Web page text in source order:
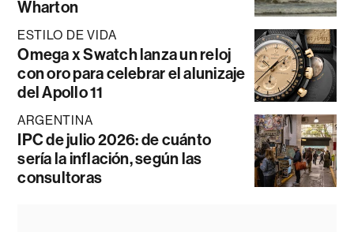
Wharton
ESTILO DE VIDA
Omega x Swatch lanza un reloj
con oro para celebrar el alunizaje
del Apollo 11
ARGENTINA
IPC de julio 2026: de cuánto
sería la inflación, según las
consultoras